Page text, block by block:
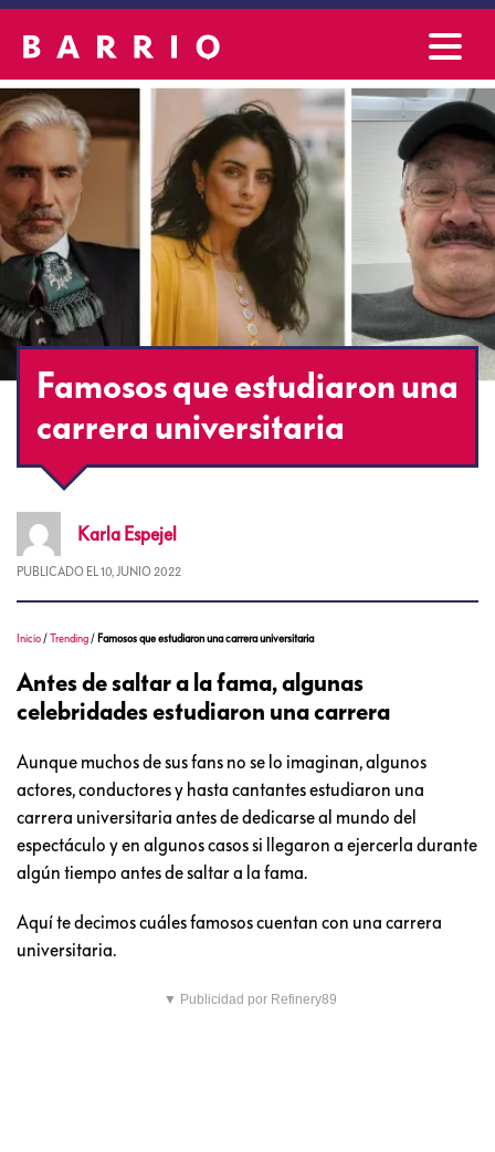
Famosos que estudiaron una
carrera universitaria
Karla Espejel
PUBLICADO EL 10, JUNIO 2022
Inicio /Trending / Famosos que estudiaron una carrera universitaria
Antes de saltar a la fama, algunas
celebridades estudiaron una carrera
Aunque muchos de sus fans no se lo imaginan, algunos
actores, conductores y hasta cantantes estudiaron una
carrera universitaria antes de dedicarse al mundo del
espectáculo y en algunos casos si llegaron a ejercerla durante
algún tiempo antes de saltar a la fama.
Aquí te decimos cuáles famosos cuentan con una carrera
universitaria.
▼ Publicidad por Refinery89